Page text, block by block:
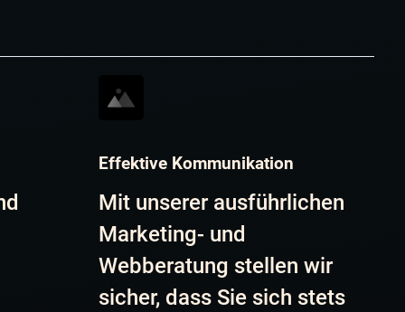
Effektive Kommunikation
Mit unserer ausführlichen
Marketing- und
Webberatung stellen wir
sicher, dass Sie sich stets